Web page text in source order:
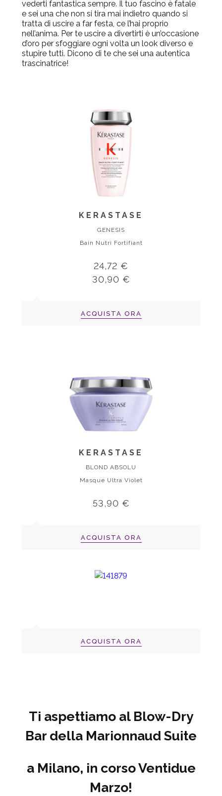
vederti fantastica sempre. Il tuo fascino è fatale
e sei una che non si tira mai indietro quando si
tratta di uscire a far festa, ce l’hai proprio
nell’anima. Per te uscire a divertirti è un’occasione
d’oro per sfoggiare ogni volta un look diverso e
stupire tutti. Dicono di te che sei una autentica
trascinatrice!
KERASTASE
GENESIS
Bain Nutri Fortifiant
24,72 €
30,90 €
ACQUISTA ORA
KERASTASE
BLOND ABSOLU
Masque Ultra Violet
53,90 €
ACQUISTA ORA
ACQUISTA ORA
Ti aspettiamo al Blow-Dry
Bar della Marionnaud Suite
a Milano, in corso Ventidue
Marzo!